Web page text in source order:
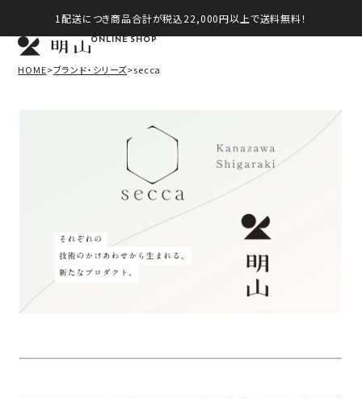
1配送につき商品合計が税込22,000円以上で送料無料！
ONLINE SHOP
HOME ブランド・シリーズ secca